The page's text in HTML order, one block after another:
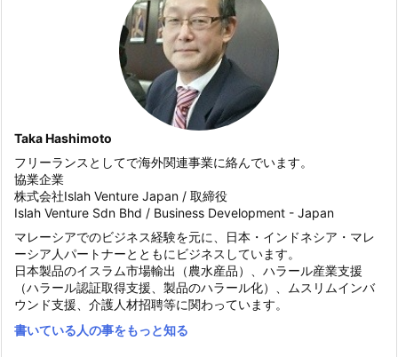
Taka Hashimoto
フリーランスとしてで海外関連事業に絡んでいます。
協業企業
株式会社Islah Venture Japan / 取締役
Islah Venture Sdn Bhd / Business Development - Japan
マレーシアでのビジネス経験を元に、日本・インドネシア・マレ
ーシア人パートナーとともにビジネスしています。
日本製品のイスラム市場輸出（農水産品）、ハラール産業支援
（ハラール認証取得支援、製品のハラール化）、ムスリムインバ
ウンド支援、介護人材招聘等に関わっています。
書いている人の事をもっと知る